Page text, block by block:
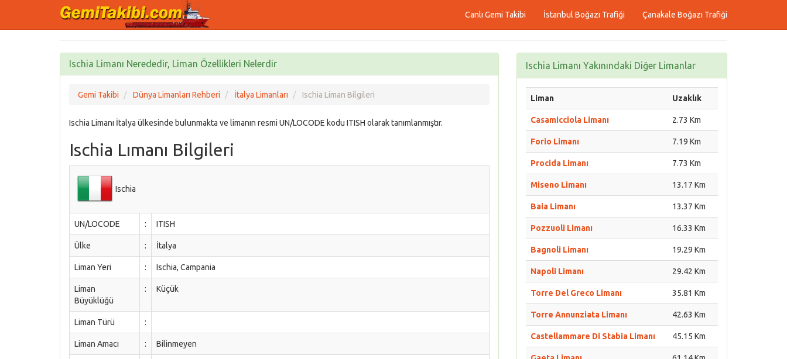
Canlı Gemi Takibi İstanbul Boğazı Trafiği Çanakale Boğazı Trafiği
Ischia Limanı Nerededir, Liman Özellikleri Nelerdir
Gemi Takibi Dünya Limanları Rehberi İtalya Limanları Ischia Liman Bilgileri
Ischia Limanı İtalya ülkesinde bulunmakta ve limanın resmi UN/LOCODE kodu ITISH olarak tanımlanmıştır.
Ischia Lımanı Bilgileri
Ischia
UN/LOCODE : ITISH
Ülke : İtalya
Liman Yeri : Ischia, Campania
Liman
Büyüklüğü
: Küçük
Liman Türü :
Liman Amacı : Bilinmeyen
Ischia Limanı Yakınındaki Diğer Limanlar
Liman Uzaklık
Casamicciola Limanı 2.73 Km
Forio Limanı 7.19 Km
Procida Limanı 7.73 Km
Miseno Limanı 13.17 Km
Baia Limanı 13.37 Km
Pozzuoli Limanı 16.33 Km
Bagnoli Limanı 19.29 Km
Napoli Limanı 29.42 Km
Torre Del Greco Limanı 35.81 Km
Torre Annunziata Limanı 42.63 Km
Castellammare Di Stabia Limanı 45.15 Km